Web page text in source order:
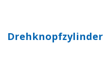
Drehknopfzylinder